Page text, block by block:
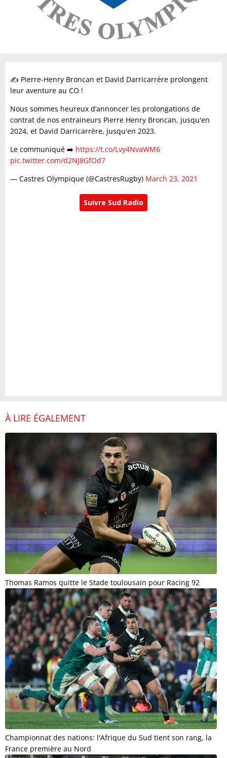
✍️ Pierre-Henry Broncan et David Darricarrère prolongent
leur aventure au CO !
Nous sommes heureux d’annoncer les prolongations de
contrat de nos entraineurs Pierre Henry Broncan, jusqu'en
2024, et David Darricarrère, jusqu'en 2023.
Le communiqué ➡️ https://t.co/Lvy4NvaWM6
pic.twitter.com/d2NJ8GfOd7
— Castres Olympique (@CastresRugby) March 23, 2021
Suivre Sud Radio
À LIRE ÉGALEMENT
Thomas Ramos quitte le Stade toulousain pour Racing 92
Championnat des nations: l'Afrique du Sud tient son rang, la
France première au Nord